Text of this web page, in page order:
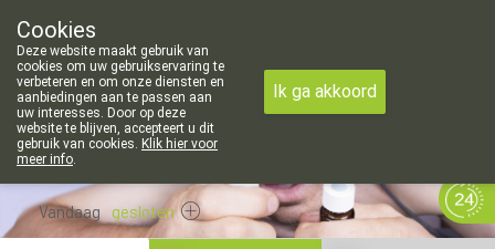
011/340400
Vandaag gesloten
Cookies
Deze website maakt gebruik van
cookies om uw gebruikservaring te
verbeteren en om onze diensten en
aanbiedingen aan te passen aan
uw interesses. Door op deze
website te blijven, accepteert u dit
gebruik van cookies. Klik hier voor
meer info.
Ik ga akkoord